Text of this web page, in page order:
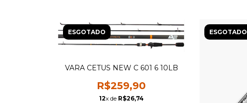
ESGOTADO
VARA CETUS NEW C 601 6 10LB
R$259,90
12x de R$26,74
ESGOTADO